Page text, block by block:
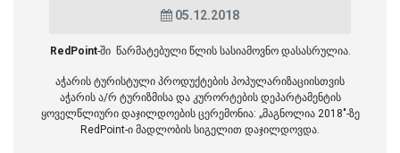
05.12.2018
RedPoint-ში წარმატებული წლის სასიამოვნო დასასრულია.
აჭარის ტურისტული პროდუქტების პოპულარიზაციისთვის
აჭარის ა/რ ტურიზმისა და კურორტების დეპარტამენტის
ყოველწლიური დაჯილდოების ცერემონია: „მაგნოლია 2018"-ზე
RedPoint-ი მადლობის სიგელით დაჯილდოვდა.